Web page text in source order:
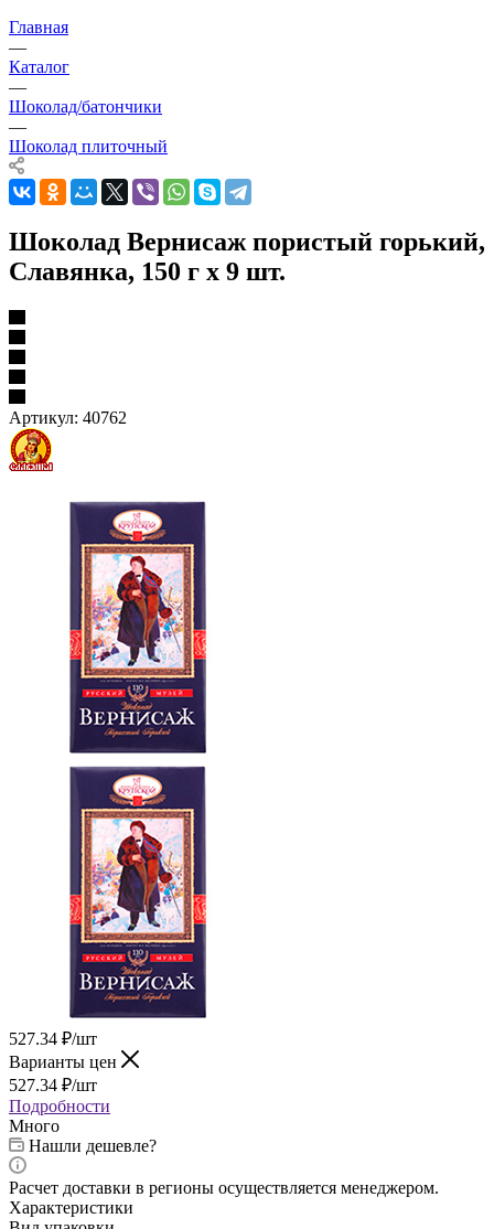
Главная
—
Каталог
—
Шоколад/батончики
—
Шоколад плиточный
Шоколад Вернисаж пористый горький,
Славянка, 150 г х 9 шт.
Артикул: 40762
527.34 ₽/шт
Варианты цен
527.34 ₽/шт
Подробности
Много
Нашли дешевле?
Расчет доставки в регионы осуществляется менеджером.
Характеристики